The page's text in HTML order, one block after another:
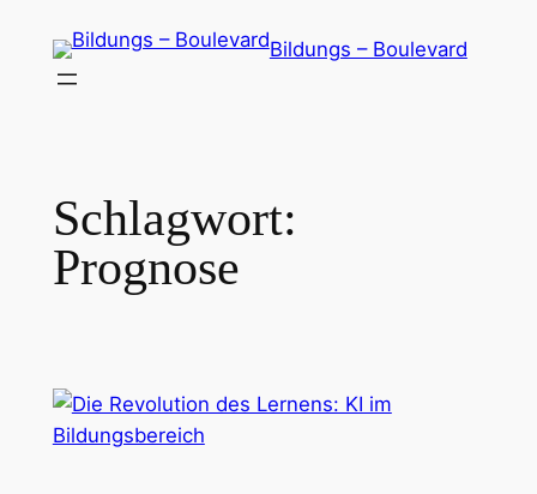
Inhalt
springen
Bildungs – Boulevard
Schlagwort:
Prognose